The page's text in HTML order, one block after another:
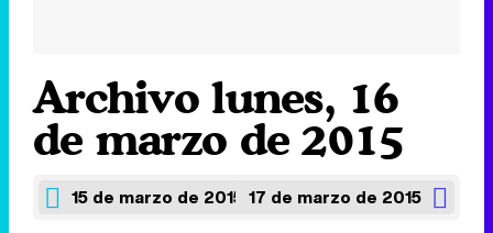
Archivo lunes, 16
de marzo de 2015
15 de marzo de 2015 17 de marzo de 2015